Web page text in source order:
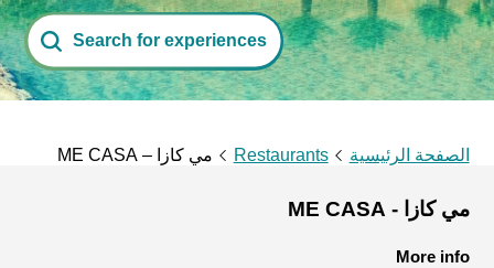
Search for experiences
الصفحة الرئيسية Restaurants مي كازا – ME CASA
مي كازا - ME CASA
More info